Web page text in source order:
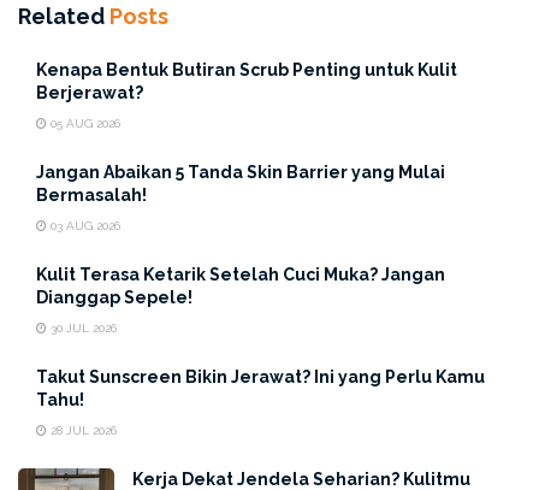
Rontoknya sel kulit mati pada kulit membuat kulit
menjadi kering dan menimbulkan ketombe, hal ini
disebabkan oleh bermacam-macam faktor, seperti
Related Posts
Kenapa Bentuk Butiran Scrub Penting untuk Kulit
Berjerawat?
05 AUG 2026
Jangan Abaikan 5 Tanda Skin Barrier yang Mulai
Bermasalah!
03 AUG 2026
Kulit Terasa Ketarik Setelah Cuci Muka? Jangan
Dianggap Sepele!
30 JUL 2026
Takut Sunscreen Bikin Jerawat? Ini yang Perlu Kamu
Tahu!
28 JUL 2026
Kerja Dekat Jendela Seharian? Kulitmu